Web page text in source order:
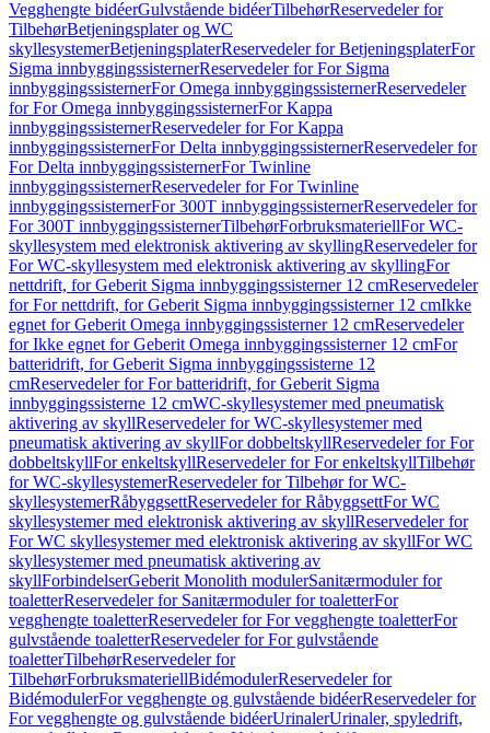
Vegghengte bidéerGulvstående bidéerTilbehørReservedeler for
TilbehørBetjeningsplater og WC
skyllesystemerBetjeningsplaterReservedeler for BetjeningsplaterFor
Sigma innbyggingssisternerReservedeler for For Sigma
innbyggingssisternerFor Omega innbyggingssisternerReservedeler
for For Omega innbyggingssisternerFor Kappa
innbyggingssisternerReservedeler for For Kappa
innbyggingssisternerFor Delta innbyggingssisternerReservedeler for
For Delta innbyggingssisternerFor Twinline
innbyggingssisternerReservedeler for For Twinline
innbyggingssisternerFor 300T innbyggingssisternerReservedeler for
For 300T innbyggingssisternerTilbehørForbruksmateriellFor WC-
skyllesystem med elektronisk aktivering av skyllingReservedeler for
For WC-skyllesystem med elektronisk aktivering av skyllingFor
nettdrift, for Geberit Sigma innbyggingssisterner 12 cmReservedeler
for For nettdrift, for Geberit Sigma innbyggingssisterner 12 cmIkke
egnet for Geberit Omega innbyggingssisterner 12 cmReservedeler
for Ikke egnet for Geberit Omega innbyggingssisterner 12 cmFor
batteridrift, for Geberit Sigma innbyggingssisterne 12
cmReservedeler for For batteridrift, for Geberit Sigma
innbyggingssisterne 12 cmWC-skyllesystemer med pneumatisk
aktivering av skyllReservedeler for WC-skyllesystemer med
pneumatisk aktivering av skyllFor dobbeltskyllReservedeler for For
dobbeltskyllFor enkeltskyllReservedeler for For enkeltskyllTilbehør
for WC-skyllesystemerReservedeler for Tilbehør for WC-
skyllesystemerRåbyggsettReservedeler for RåbyggsettFor WC
skyllesystemer med elektronisk aktivering av skyllReservedeler for
For WC skyllesystemer med elektronisk aktivering av skyllFor WC
skyllesystemer med pneumatisk aktivering av
skyllForbindelserGeberit Monolith modulerSanitærmoduler for
toaletterReservedeler for Sanitærmoduler for toaletterFor
vegghengte toaletterReservedeler for For vegghengte toaletterFor
gulvstående toaletterReservedeler for For gulvstående
toaletterTilbehørReservedeler for
TilbehørForbruksmateriellBidémodulerReservedeler for
BidémodulerFor vegghengte og gulvstående bidéerReservedeler for
For vegghengte og gulvstående bidéerUrinalerUrinaler, spyledrift,